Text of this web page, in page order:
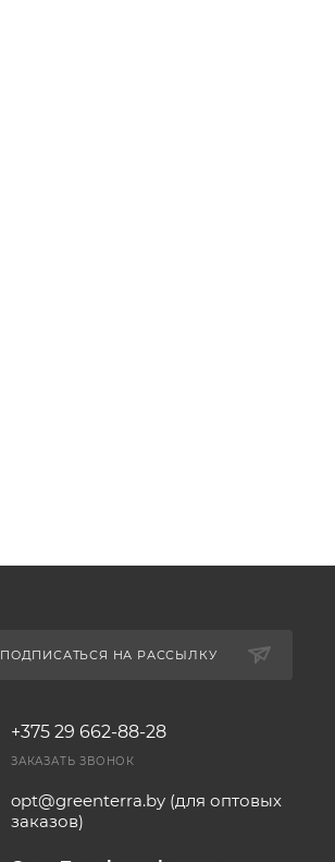
ПОДПИСАТЬСЯ НА РАССЫЛКУ
+375 29 662-88-28
ЗАКАЗАТЬ ЗВОНОК
opt@greenterra.by (для оптовых
заказов)